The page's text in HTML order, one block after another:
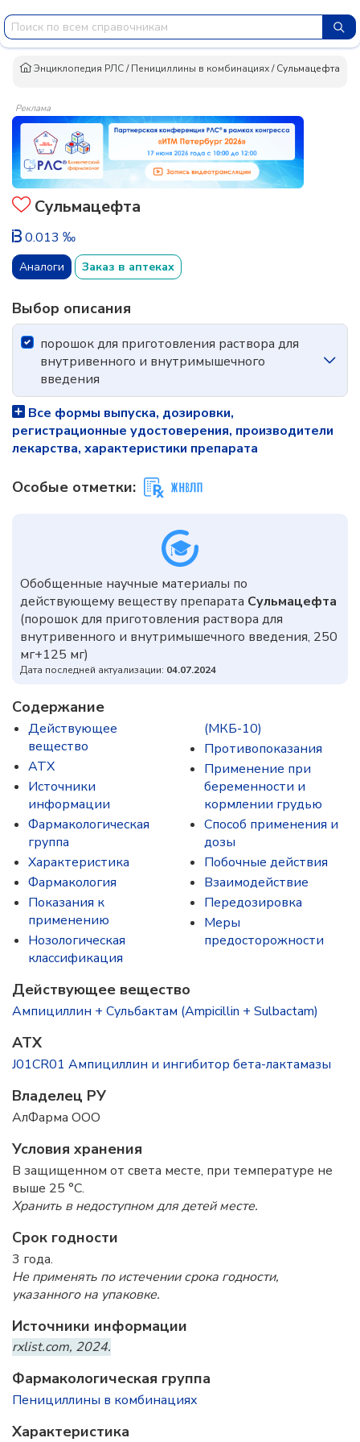
Энциклопедия РЛС/Пенициллины в комбинациях/Сульмацефта
Реклама
Сульмацефта
0.013 ‰
Аналоги Заказ в аптеках
Выбор описания
порошок для приготовления раствора для
внутривенного и внутримышечного
введения
Все формы выпуска, дозировки,
регистрационные удостоверения, производители
лекарства, характеристики препарата
Особые отметки:
Обобщенные научные материалы по
действующему веществу препарата Сульмацефта
(порошок для приготовления раствора для
внутривенного и внутримышечного введения, 250
мг+125 мг)
Дата последней актуализации: 04.07.2024
Содержание
Действующее
вещество
ATX
Источники
информации
Фармакологическая
группа
Характеристика
Фармакология
Показания к
применению
Нозологическая
классификация
(МКБ-10)
Противопоказания
Применение при
беременности и
кормлении грудью
Способ применения и
дозы
Побочные действия
Взаимодействие
Передозировка
Меры
предосторожности
Действующее вещество
Ампициллин + Сульбактам (Ampicillin + Sulbactam)
ATX
J01CR01 Ампициллин и ингибитор бета-лактамазы
Владелец РУ
АлФарма ООО
Условия хранения
В защищенном от света месте, при температуре не
выше 25 °C.
Хранить в недоступном для детей месте.
Срок годности
3 года.
Не применять по истечении срока годности,
указанного на упаковке.
Источники информации
rxlist.com, 2024.
Фармакологическая группа
Пенициллины в комбинациях
Характеристика